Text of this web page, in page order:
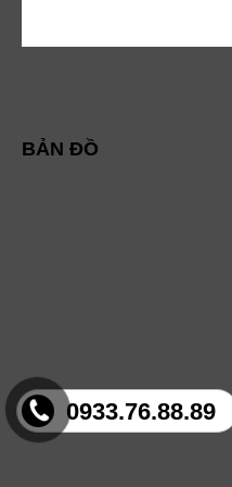
0933.76.88.89
BẢN ĐỒ